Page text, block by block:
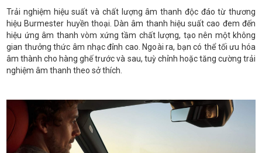
Trải nghiệm hiệu suất và chất lượng âm thanh độc đáo từ thương
hiệu Burmester huyền thoại. Dàn âm thanh hiệu suất cao đem đến
hiệu ứng âm thanh vòm xứng tầm chất lượng, tạo nên một không
gian thưởng thức âm nhạc đỉnh cao. Ngoài ra, bạn có thể tối ưu hóa
âm thành cho hàng ghế trước và sau, tuỳ chỉnh hoặc tăng cường trải
nghiệm âm thanh theo sở thích.